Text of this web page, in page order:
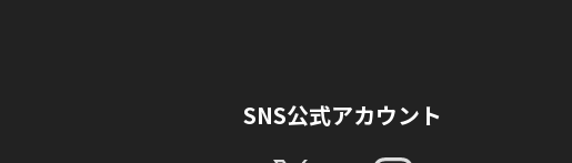
SNS公式アカウント